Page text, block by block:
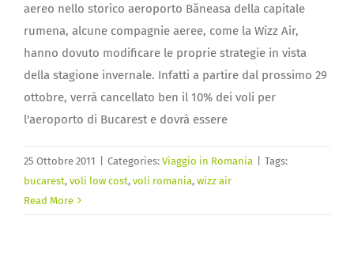
aereo nello storico aeroporto Băneasa della capitale
rumena, alcune compagnie aeree, come la Wizz Air,
hanno dovuto modificare le proprie strategie in vista
della stagione invernale. Infatti a partire dal prossimo 29
ottobre, verrà cancellato ben il 10% dei voli per
l'aeroporto di Bucarest e dovrà essere
25 Ottobre 2011 Categories: Viaggio in Romania
Tags:
bucarest, voli low cost, voli romania, wizz air
Read More